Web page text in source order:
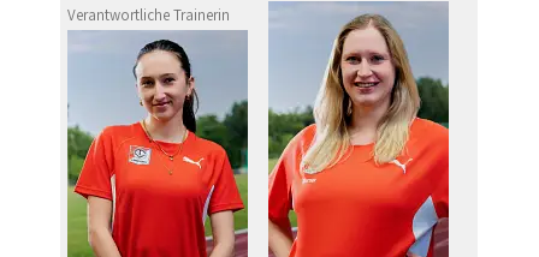
Verantwortliche Trainerin